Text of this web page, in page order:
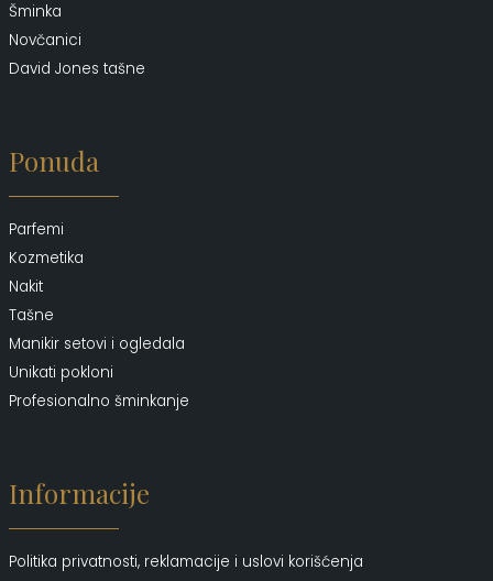
Šminka
Novčanici
David Jones tašne
Ponuda
Parfemi
Kozmetika
Nakit
Tašne
Manikir setovi i ogledala
Unikati pokloni
Profesionalno šminkanje
Informacije
Politika privatnosti, reklamacije i uslovi korišćenja